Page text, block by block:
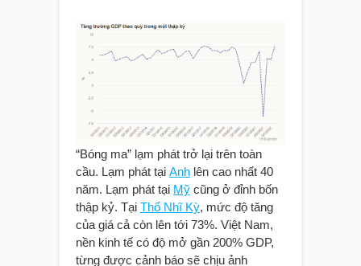
“Bóng ma” lạm phát trở lại trên toàn
cầu. Lạm phát tại Anh lên cao nhất 40
năm. Lạm phát tại Mỹ cũng ở đỉnh bốn
thập kỷ. Tại Thổ Nhĩ Kỳ, mức độ tăng
của giá cả còn lên tới 73%. Việt Nam,
nền kinh tế có độ mở gần 200% GDP,
từng được cảnh báo sẽ chịu ảnh